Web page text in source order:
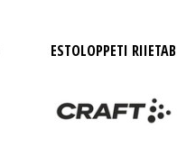
ESTOLOPPETI RIIETAB